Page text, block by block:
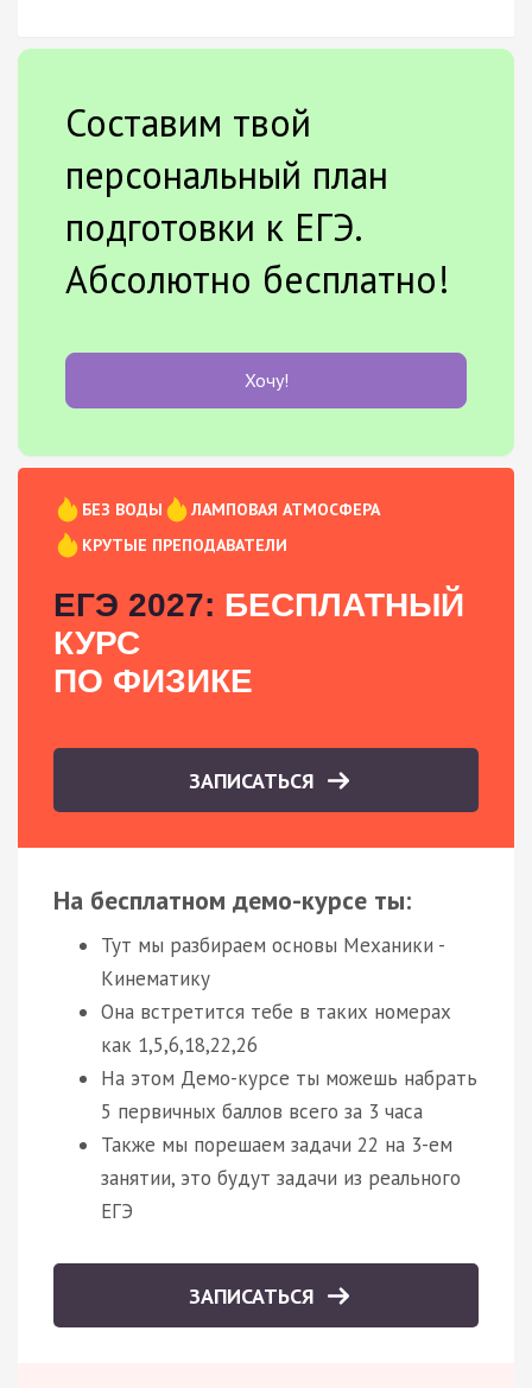
Составим твой
персональный план
подготовки к ЕГЭ.
Абсолютно бесплатно!
Хочу!
БЕЗ ВОДЫ
ЛАМПОВАЯ АТМОСФЕРА
КРУТЫЕ ПРЕПОДАВАТЕЛИ
ЕГЭ 2027: БЕСПЛАТНЫЙ
КУРС
ПО ФИЗИКЕ
ЗАПИСАТЬСЯ
На бесплатном демо-курсе ты:
Тут мы разбираем основы Механики -
Кинематику
Она встретится тебе в таких номерах
как 1,5,6,18,22,26
На этом Демо-курсе ты можешь набрать
5 первичных баллов всего за 3 часа
Также мы порешаем задачи 22 на 3-ем
занятии, это будут задачи из реального
ЕГЭ
ЗАПИСАТЬСЯ